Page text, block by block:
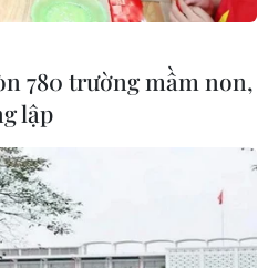
780 trường mầm non,
lập